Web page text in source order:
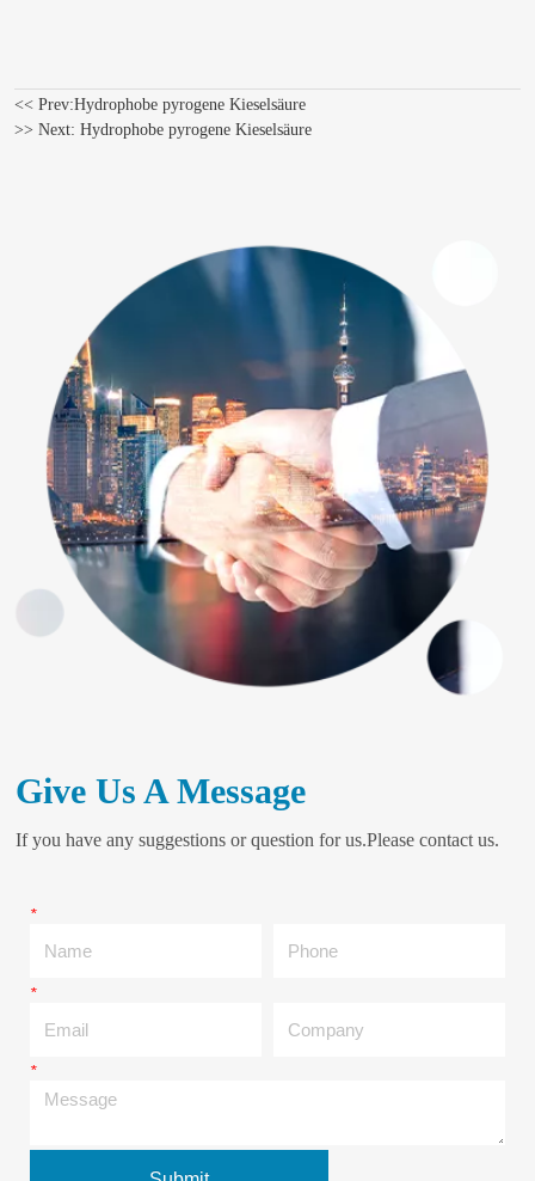
<< Prev:Hydrophobe pyrogene Kieselsäure
>> Next:Hydrophobe pyrogene Kieselsäure
Give Us A Message
If you have any suggestions or question for us.Please contact us.
*Name
*Email
*Message